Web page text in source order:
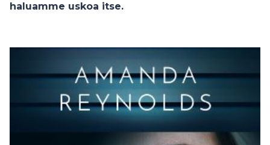
haluamme uskoa itse.